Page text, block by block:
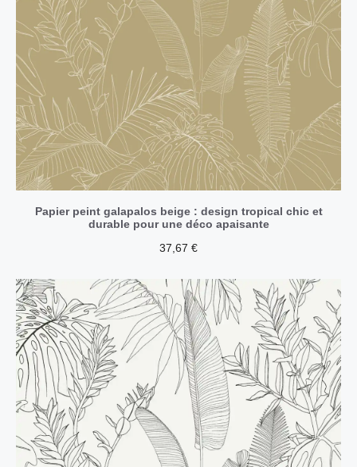
Papier peint galapalos beige : design tropical chic et
durable pour une déco apaisante
37,67 €